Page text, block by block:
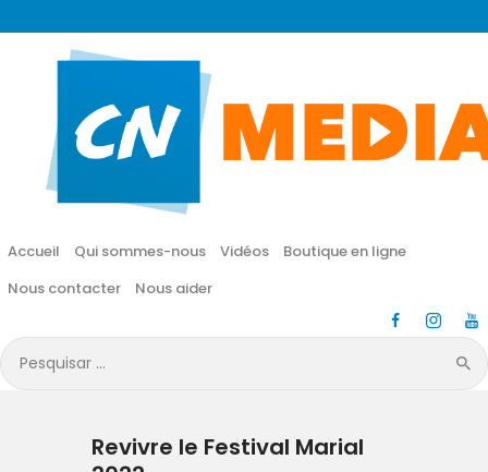
Accueil Qui sommes-nous Vidéos
Boutique en ligne
Nous contacter
Nous aider
Pesquisar
por:
CN MÉDIA
Une vie nouvelle en JESUS !
Accueil
Vidéos
Boutique en ligne
Nous aider
Revivre le Festival Marial